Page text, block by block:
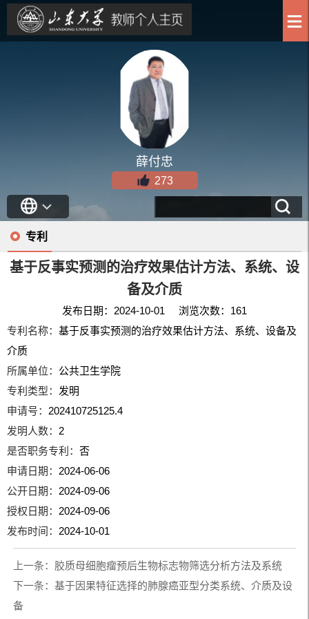
薛付忠
273
专利
基于反事实预测的治疗效果估计方法、系统、设
备及介质
发布日期：2024-10-01 浏览次数： 161
专利名称：基于反事实预测的治疗效果估计方法、系统、设备及
介质
所属单位： 公共卫生学院
专利类型： 发明
申请号： 202410725125.4
发明人数： 2
是否职务专利：否
申请日期： 2024-06-06
公开日期： 2024-09-06
授权日期： 2024-09-06
发布时间： 2024-10-01
上一条： 胶质母细胞瘤预后生物标志物筛选分析方法及系统
下一条： 基于因果特征选择的肺腺癌亚型分类系统、介质及设
备